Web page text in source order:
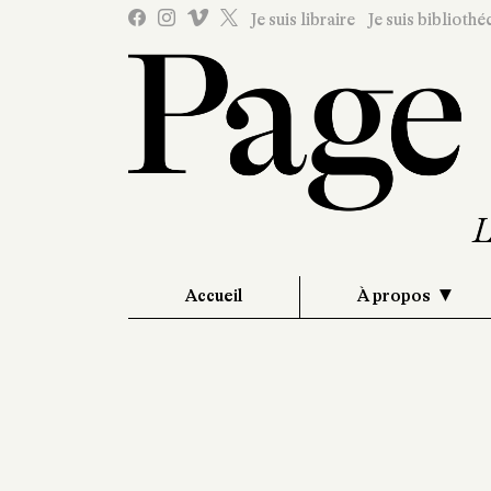
Je suis libraire Je suis
Accueil À propos